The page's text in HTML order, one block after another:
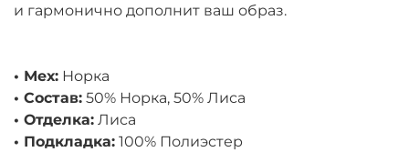
и гармонично дополнит ваш образ.
• Мех: Норка
• Состав: 50% Норка, 50% Лиса
• Отделка: Лиса
• Подкладка: 100% Полиэстер